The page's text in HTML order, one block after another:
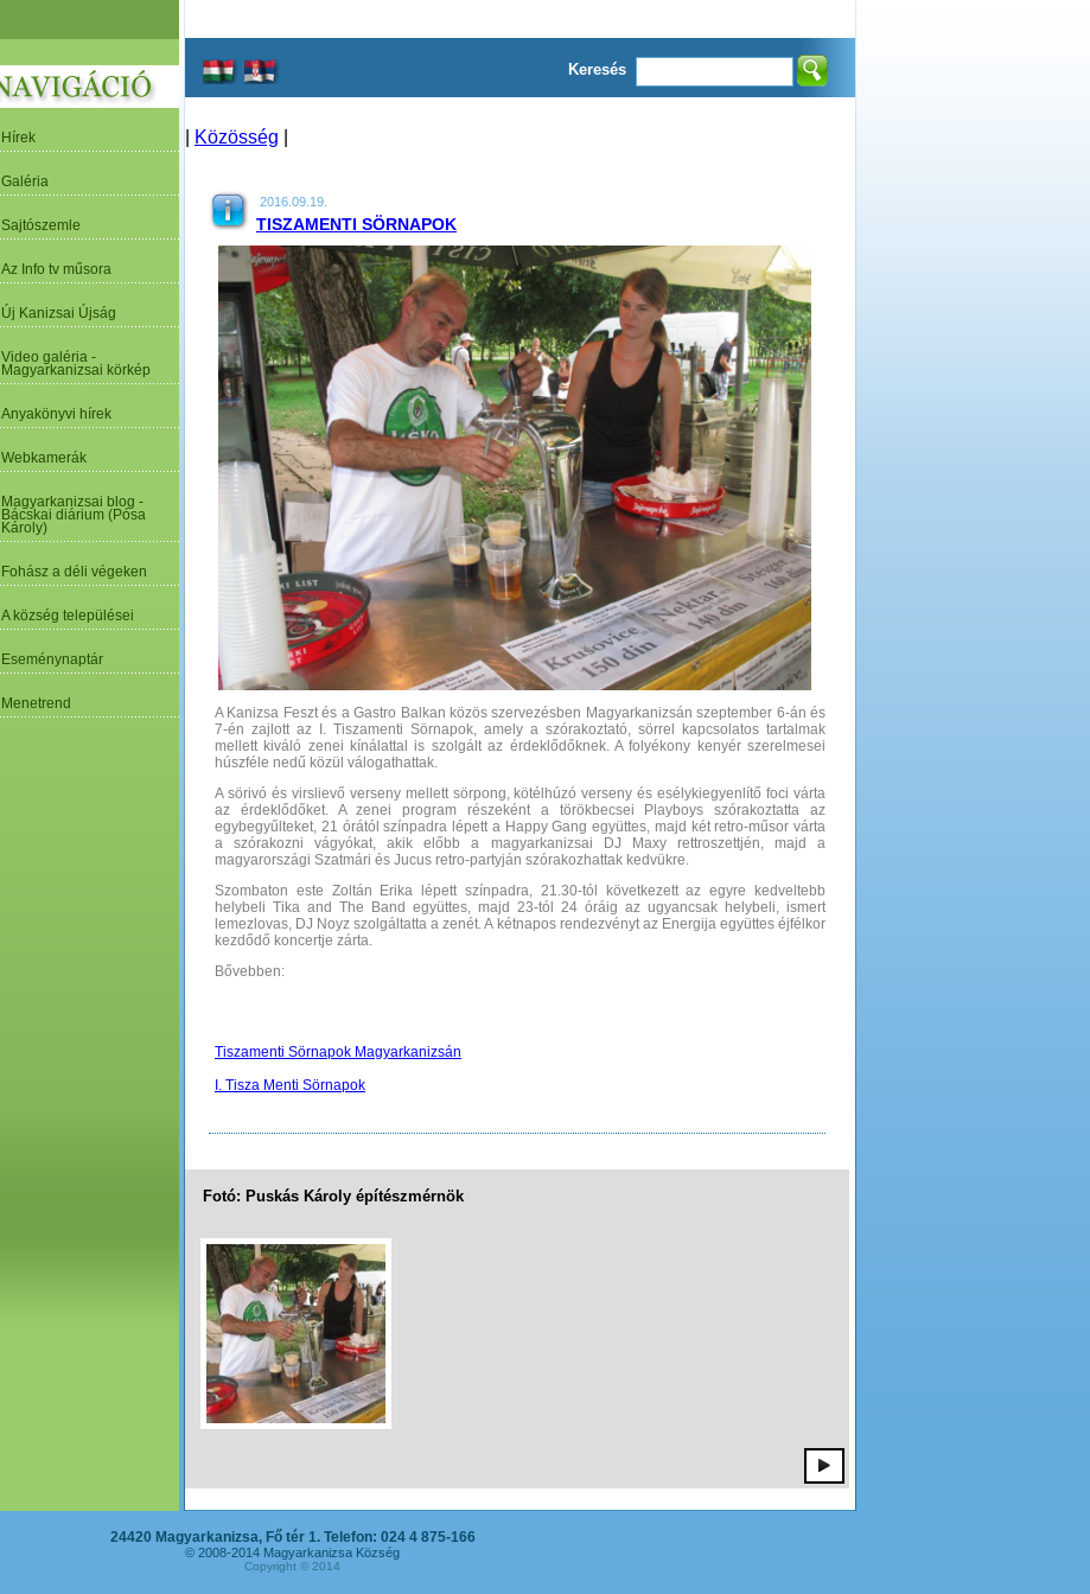
Hírek
Galéria
Sajtószemle
Az Info tv műsora
Új Kanizsai Újság
Video galéria -
Magyarkanizsai körkép
Anyakönyvi hírek
Webkamerák
Magyarkanizsai blog -
Bácskai diárium (Pósa
Károly)
Fohász a déli végeken
A község települései
Eseménynaptár
Menetrend
Keresés
Közösség
2016.09.19.
TISZAMENTI SÖRNAPOK
A Kanizsa Feszt és a Gastro Balkan közös szervezésben Magyarkanizsán szeptember 6-án és
7-én zajlott az I. Tiszamenti Sörnapok, amely a szórakoztató, sörrel kapcsolatos tartalmak
mellett kiváló zenei kínálattal is szolgált az érdeklődőknek. A folyékony kenyér szerelmesei
húszféle nedű közül válogathattak.
A sörivó és virslievő verseny mellett sörpong, kötélhúzó verseny és esélykiegyenlítő foci várta
az érdeklődőket. A zenei program részeként a törökbecsei Playboys szórakoztatta az
egybegyűlteket, 21 órától színpadra lépett a Happy Gang együttes, majd két retro-műsor várta
a szórakozni vágyókat, akik előbb a magyarkanizsai DJ Maxy rettroszettjén, majd a
magyarországi Szatmári és Jucus retro-partyján szórakozhattak kedvükre.
Szombaton este Zoltán Erika lépett színpadra, 21.30-tól következett az egyre kedveltebb
helybeli Tika and The Band együttes, majd 23-tól 24 óráig az ugyancsak helybeli, ismert
lemezlovas, DJ Noyz szolgáltatta a zenét. A kétnapos rendezvényt az Energija együttes éjfélkor
kezdődő koncertje zárta.
Bővebben:
Tiszamenti Sörnapok Magyarkanizsán
I. Tisza Menti Sörnapok
Fotó: Puskás Károly építészmérnök
24420 Magyarkanizsa, Fő tér 1. Telefon: 024 4 875-166
© 2008-2014 Magyarkanizsa Község
Copyright © 2014